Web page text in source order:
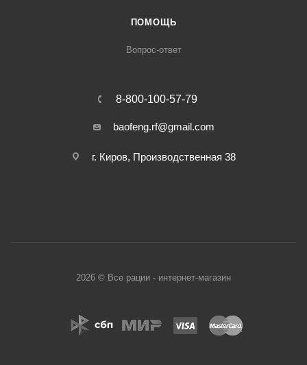
ПОМОЩЬ
Вопрос-ответ
8-800-100-57-79
baofeng.rf@gmail.com
г. Киров, Производственная 38
2026 © Все рации - интернет-магазин